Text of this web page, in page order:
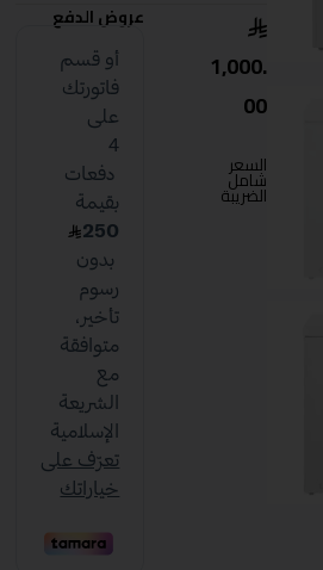
1,000.
00
السعر
شامل
الضريبة
عروض الدفع